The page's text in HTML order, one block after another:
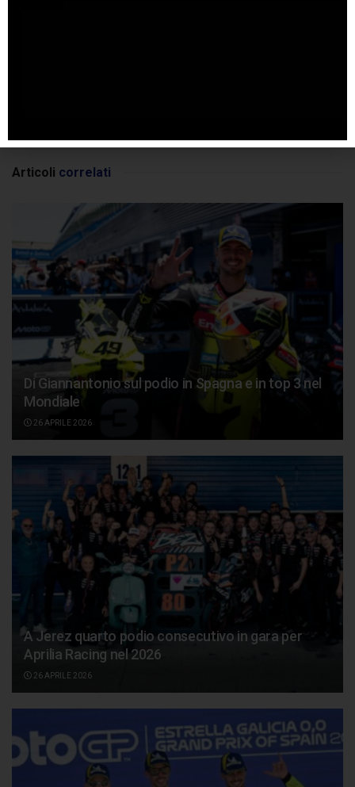
Articoli correlati
Di Giannantonio sul podio in Spagna e in top 3 nel
Mondiale
26 APRILE 2026
A Jerez quarto podio consecutivo in gara per
Aprilia Racing nel 2026
26 APRILE 2026